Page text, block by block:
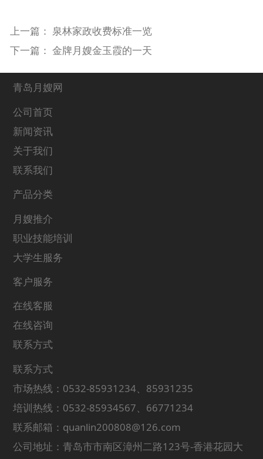
上一篇： 泉林家政收费标准一览
下一篇： 金牌月嫂金玉霞的一天
青岛月嫂网
公司首页
新闻资讯
关于我们
联系我们
产品分类
月嫂推介
职业技能培训
大学生服务
客户服务
在线客服
在线咨询
联系方式
联系方式
市场热线：0532-85931234、85931235
培训热线：0532-85934567、66771234
联系邮箱：quanlin200808@126.com
公司地址：青岛市市南区漳州二路123号-香港花园大